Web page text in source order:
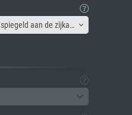
Canvas lijst - Afbeelding gespiegeld aan de zijkant